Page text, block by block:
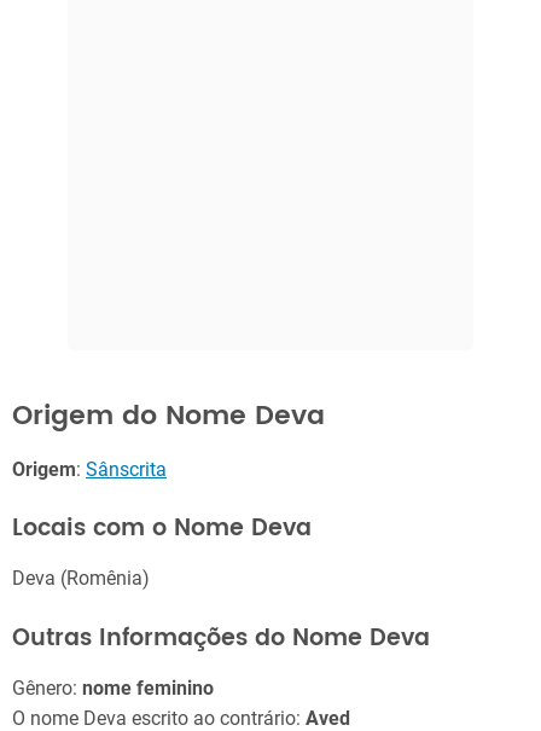
Origem do Nome Deva
Origem: Sânscrita
Locais com o Nome Deva
Deva (Romênia)
Outras Informações do Nome Deva
Gênero: nome feminino
O nome Deva escrito ao contrário: Aved